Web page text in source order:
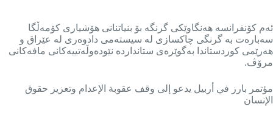
ئەم کۆنفرانسە هەنگاوێکی گرنگە بۆ بنیاتنانی هۆشیاری کۆمەڵگا
سەبارەت بە گرنگی چاکسازی لە سیستەمی دادوەری لە عێراق و
هەرێمی کوردستاندا بەگوێرەی ستانداردە نێودەوڵەتییەکانی مافەکانی
مرۆڤ.
مؤتمر بارز في أربيل يدعو إلى وقف عقوبة الإعدام وتعزيز حقوق
الإنسان